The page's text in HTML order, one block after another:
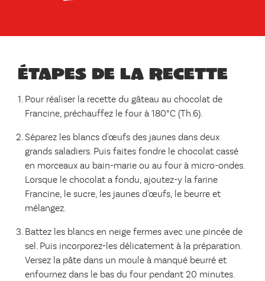
Étapes de la recette
Pour réaliser la recette du gâteau au chocolat de
Francine, préchauffez le four à 180°C (Th.6).
Séparez les blancs d'œufs des jaunes dans deux
grands saladiers. Puis faites fondre le chocolat cassé
en morceaux au bain-marie ou au four à micro-ondes.
Lorsque le chocolat a fondu, ajoutez-y la farine
Francine, le sucre, les jaunes d'œufs, le beurre et
mélangez.
Battez les blancs en neige fermes avec une pincée de
sel. Puis incorporez-les délicatement à la préparation.
Versez la pâte dans un moule à manqué beurré et
enfournez dans le bas du four pendant 20 minutes.